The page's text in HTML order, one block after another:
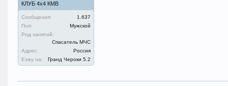
КЛУБ 4х4 КМВ
Сообщения:
1.637
Пол:
Мужской
Род занятий:
Спасатель МЧС
Адрес:
Россия
Езжу на:
Гранд Чероки 5.2